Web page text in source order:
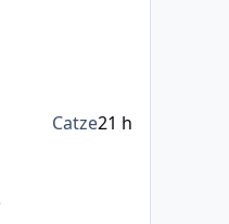
Catze21 h